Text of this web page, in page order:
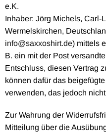
e.K.
Inhaber: Jörg Michels, Carl-
Wermelskirchen,
info@saxxoshirt.de) mittels
B. ein mit der Post
Entschluss, diesen Vertrag
können dafür das
verwenden, das jedoch
Zur Wahrung der
Mitteilung über die